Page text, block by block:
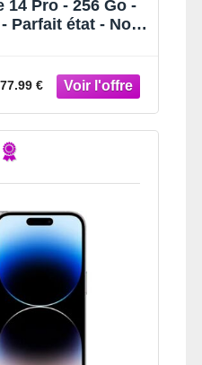
14 Pro - 256 Go -
Parfait état - Noir
€